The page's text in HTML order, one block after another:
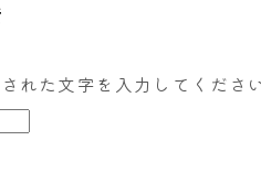
れた文字を入力してください